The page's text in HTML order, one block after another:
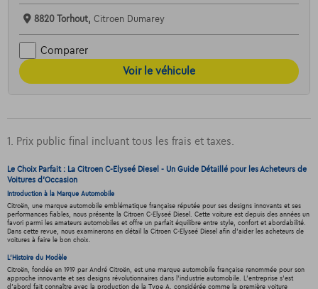
8820 Torhout, Citroen Dumarey
Comparer
Voir le véhicule
1. Prix public final incluant tous les frais et taxes.
Le Choix Parfait : La Citroen C-Elyseé Diesel - Un Guide Détaillé pour les Acheteurs de
Voitures d'Occasion
Introduction à la Marque Automobile
Citroën, une marque automobile emblématique française réputée pour ses designs innovants et ses
performances fiables, nous présente la Citroen C-Elyseé Diesel. Cette voiture est depuis des années un
favori parmi les amateurs automobiles et offre un parfait équilibre entre style, confort et abordabilité.
Dans cette revue, nous examinerons en détail la Citroen C-Elyseé Diesel afin d'aider les acheteurs de
voitures à faire le bon choix.
L'Histoire du Modèle
Citroën, fondée en 1919 par André Citroën, est une marque automobile française renommée pour son
approche innovante et ses designs révolutionnaires dans l'industrie automobile. L'entreprise s'est
d'abord fait connaître avec la production de la Type A, considérée comme la première voiture